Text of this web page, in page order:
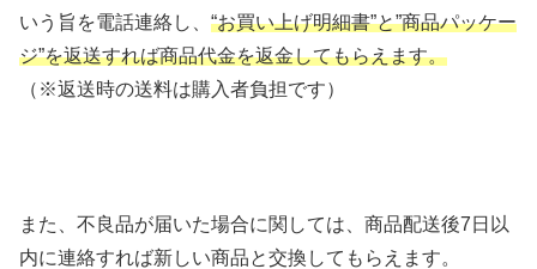
いう旨を電話連絡し、 “お買い上げ明細書”と”商品パッケー
ジ”を返送すれば商品代金を返金してもらえます。
（※返送時の送料は購入者負担です）
また、不良品が届いた場合に関しては、商品配送後7日以
内に連絡すれば新しい商品と交換してもらえます。